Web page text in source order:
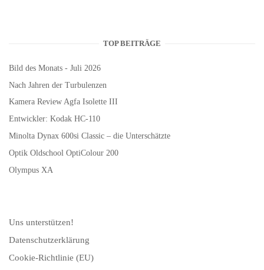
TOP BEITRÄGE
Bild des Monats - Juli 2026
Nach Jahren der Turbulenzen
Kamera Review Agfa Isolette III
Entwickler: Kodak HC-110
Minolta Dynax 600si Classic – die Unterschätzte
Optik Oldschool OptiColour 200
Olympus XA
Uns unterstützen!
Datenschutzerklärung
Cookie-Richtlinie (EU)